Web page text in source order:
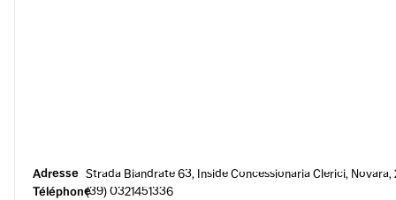
Adresse Strada Biandrate 63, Inside Concessionaria Clerici, Novara,
Téléphone(39) 0321451336